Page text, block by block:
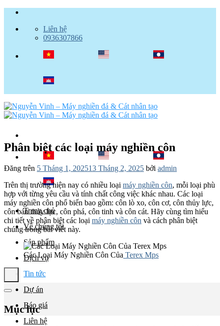
Liên hệ
0936307866
Trang chủ
Về chúng tôi
Sản phẩm
Dịch vụ
Tin tức
Dự án
Báo giá
Liên hệ
Phân biệt các loại máy nghiền côn
Đăng trên 5 Tháng 1, 202513 Tháng 2, 2025 bởi admin
Trên thị trường hiện nay có nhiều loại máy nghiền côn, mỗi loại phù
hợp với từng yêu cầu và tính chất công việc khác nhau. Các loại
máy nghiền côn phổ biến bao gồm: côn lò xo, côn cơ, côn thủy lực,
côn bán thủy lực, côn phá, côn tinh và côn cát. Hãy cùng tìm hiểu
chi tiết về phân biệt các loại máy nghiền côn và cách phân biệt
chúng trong bài viết này.
Các Loại Máy Nghiền Côn Của Terex Mps
Mục lục